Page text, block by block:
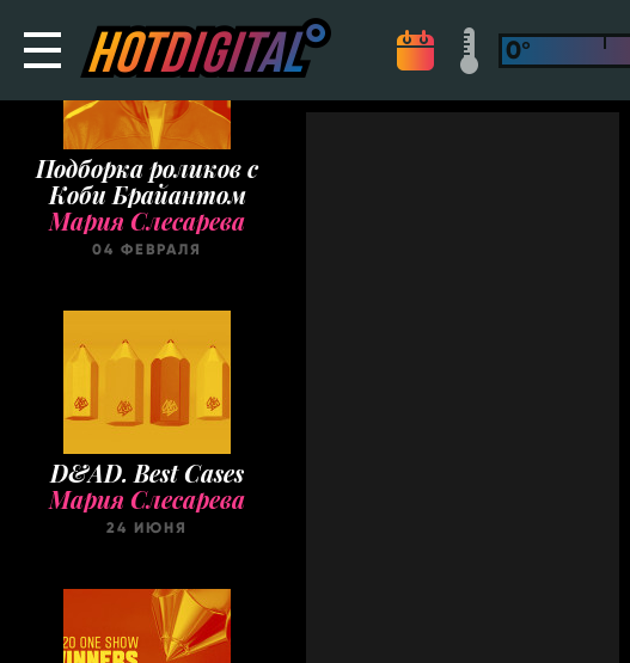
Подборка роликов с
Коби Брайантом
Мария Слесарева
04 ФЕВРАЛЯ
D&AD. Best Cases
Мария Слесарева
24 ИЮНЯ